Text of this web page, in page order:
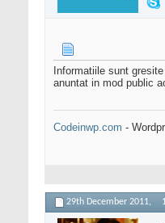
Informatiile sunt
anuntat in mod public
Codeinwp.com -
29th December 2011,